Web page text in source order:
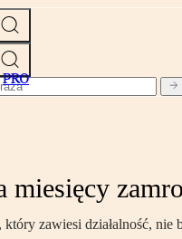
PRO
miesięcy
który zawiesi działalność,